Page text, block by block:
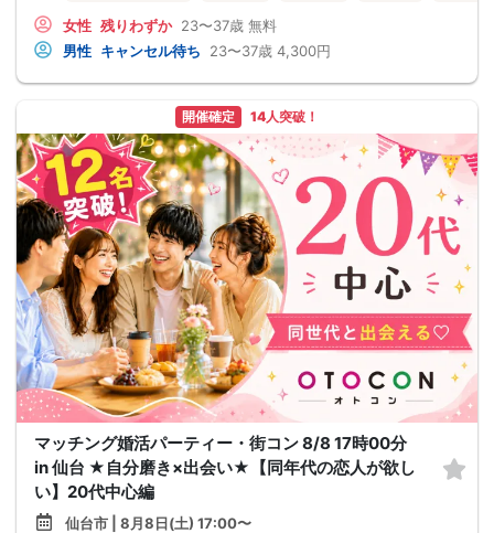
女性 残りわずか 23〜37歳 無料
男性 キャンセル待ち 23〜37歳 4,300円
開催確定 14人突破！
マッチング婚活パーティー・街コン 8/8 17時00分
in 仙台 ★自分磨き×出会い★【同年代の恋人が欲し
い】20代中心編
仙台市 | 8月8日(土) 17:00〜